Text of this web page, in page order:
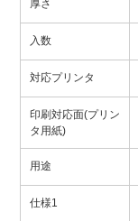
厚さ
入数
対応プリンタ
印刷対応面(プリン
タ用紙)
用途
仕様1